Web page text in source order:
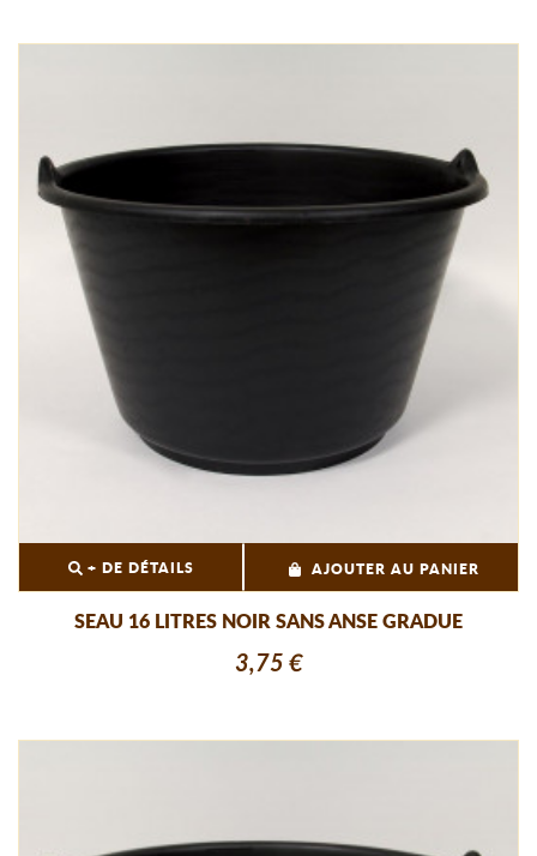
+ DE DÉTAILS AJOUTER AU PANIER
SEAU 16 LITRES NOIR SANS ANSE GRADUE
3,75 €